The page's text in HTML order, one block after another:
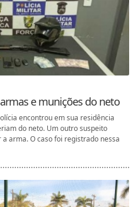
e munições do neto
encontrou em sua residência
do neto. Um outro suspeito
arma. O caso foi registrado nessa